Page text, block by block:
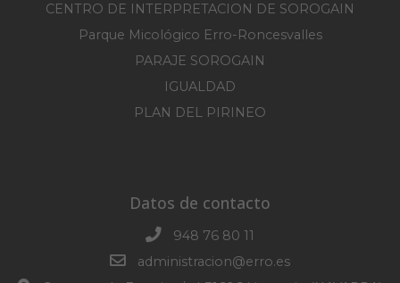
CENTRO DE INTERPRETACION DE SOROGAIN
Parque Micológico Erro-Roncesvalles
PARAJE SOROGAIN
IGUALDAD
PLAN DEL PIRINEO
Datos de contacto
948 76 80 11
administracion@erro.es